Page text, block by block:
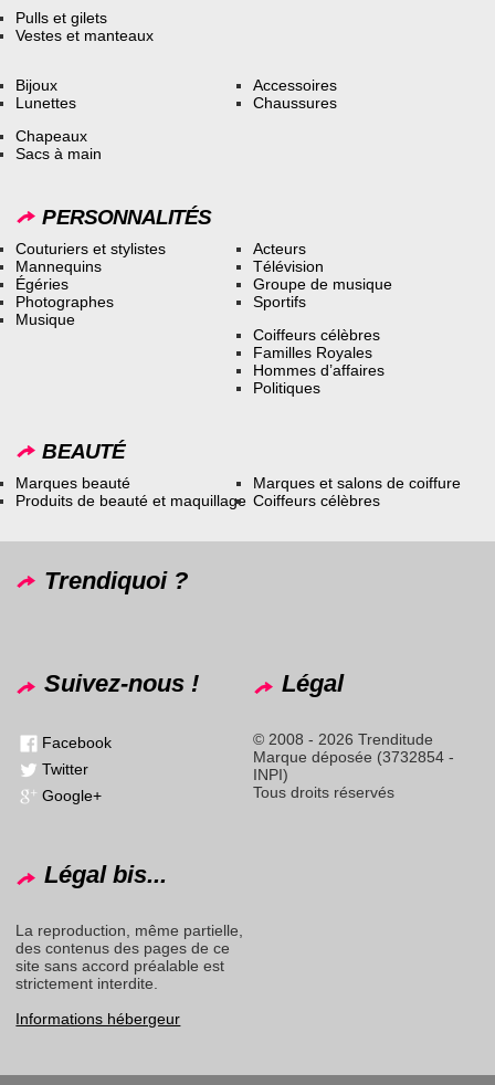
Pulls et gilets
Vestes et manteaux
Bijoux
Lunettes
Accessoires
Chaussures
Chapeaux
Sacs à main
PERSONNALITÉS
Couturiers et stylistes
Mannequins
Égéries
Photographes
Musique
Acteurs
Télévision
Groupe de musique
Sportifs
Coiffeurs célèbres
Familles Royales
Hommes d’affaires
Politiques
BEAUTÉ
Marques beauté
Produits de beauté et maquillage
Marques et salons de coiffure
Coiffeurs célèbres
Trendiquoi ?
Suivez-nous !
Facebook
Twitter
Google+
Légal
© 2008 - 2026 Trenditude
Marque déposée (3732854 -
INPI)
Tous droits réservés
Légal bis...
La reproduction, même partielle,
des contenus des pages de ce
site sans accord préalable est
strictement interdite.
Informations hébergeur